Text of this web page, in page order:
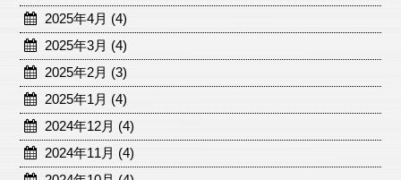
2025年4月 (4)
2025年3月 (4)
2025年2月 (3)
2025年1月 (4)
2024年12月 (4)
2024年11月 (4)